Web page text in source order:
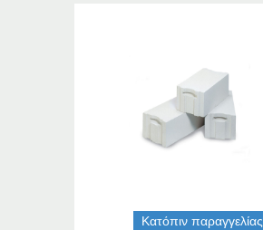
Κατόπιν παραγγελίας